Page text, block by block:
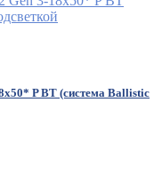
P BT (система Ballistic